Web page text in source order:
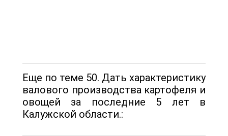
Еще по теме 50. Дать характеристику
валового производства картофеля и
овощей за последние 5 лет в
Калужской области.: